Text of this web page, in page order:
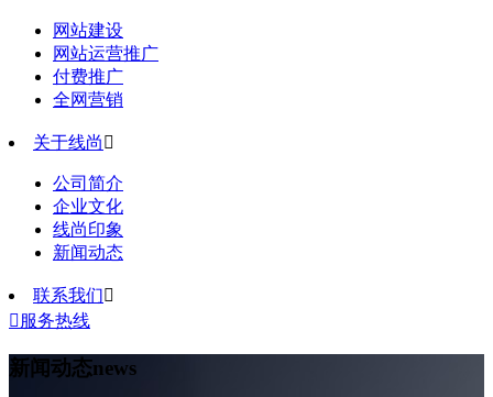
网站建设
网站运营推广
付费推广
全网营销
关于线尚 
公司简介
企业文化
线尚印象
新闻动态
联系我们
 服务热线
新闻动态news